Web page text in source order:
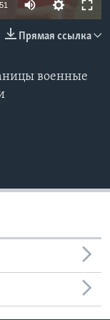
Прямая ссылка
военные